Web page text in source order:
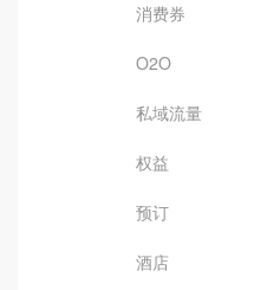
消费券
O2O
私域流量
权益
预订
酒店